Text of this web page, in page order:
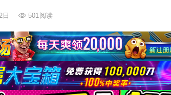
日 501阅读